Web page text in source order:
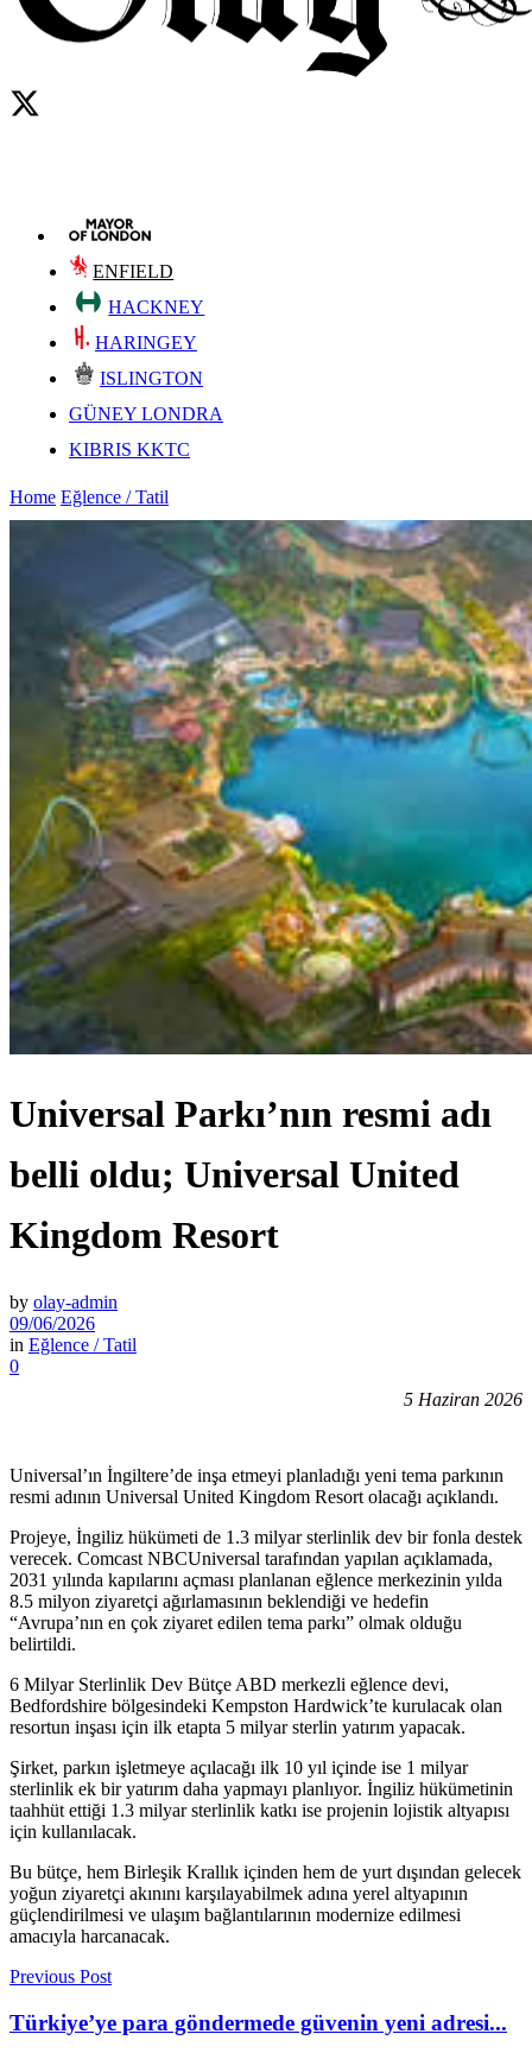
ENFIELD
HACKNEY
HARINGEY
ISLINGTON
GÜNEY LONDRA
KIBRIS KKTC
Home Eğlence / Tatil
Universal Parkı’nın resmi adı
belli oldu; Universal United
Kingdom Resort
by olay-admin
09/06/2026
in Eğlence / Tatil
0
5 Haziran 2026
Universal’ın İngiltere’de inşa etmeyi planladığı yeni tema parkının
resmi adının Universal United Kingdom Resort olacağı açıklandı.
Projeye, İngiliz hükümeti de 1.3 milyar sterlinlik dev bir fonla destek
verecek. Comcast NBCUniversal tarafından yapılan açıklamada,
2031 yılında kapılarını açması planlanan eğlence merkezinin yılda
8.5 milyon ziyaretçi ağırlamasının beklendiği ve hedefin
“Avrupa’nın en çok ziyaret edilen tema parkı” olmak olduğu
belirtildi.
6 Milyar Sterlinlik Dev Bütçe ABD merkezli eğlence devi,
Bedfordshire bölgesindeki Kempston Hardwick’te kurulacak olan
resortun inşası için ilk etapta 5 milyar sterlin yatırım yapacak.
Şirket, parkın işletmeye açılacağı ilk 10 yıl içinde ise 1 milyar
sterlinlik ek bir yatırım daha yapmayı planlıyor. İngiliz hükümetinin
taahhüt ettiği 1.3 milyar sterlinlik katkı ise projenin lojistik altyapısı
için kullanılacak.
Bu bütçe, hem Birleşik Krallık içinden hem de yurt dışından gelecek
yoğun ziyaretçi akınını karşılayabilmek adına yerel altyapının
güçlendirilmesi ve ulaşım bağlantılarının modernize edilmesi
amacıyla harcanacak.
Previous Post
Türkiye’ye para göndermede güvenin yeni adresi...